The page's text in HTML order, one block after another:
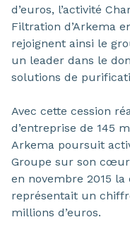
d’euros, l’activité
Filtration d’Arkema
rejoignent ainsi le
un leader dans le
solutions de
Avec cette cession
d’entreprise de 145
Arkema poursuit
Groupe sur son
en novembre 2015
représentait un
millions d’euros.